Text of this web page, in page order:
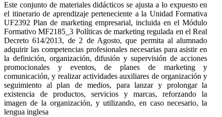
Este conjunto de materiales didácticos se ajusta a lo expuesto en
el itinerario de aprendizaje perteneciente a la Unidad Formativa
UF2392 Plan de marketing empresarial, incluida en el Módulo
Formativo MF2185_3 Políticas de marketing regulada en el Real
Decreto 614/2013, de 2 de Agosto, que permita al alumnado
adquirir las competencias profesionales necesarias para asistir en
la definición, organización, difusión y supervisión de acciones
promocionales y eventos, de planes de marketing y
comunicación, y realizar actividades auxiliares de organización y
seguimiento al plan de medios, para lanzar y prolongar la
existencia de productos, servicios y marcas, reforzando la
imagen de la organización, y utilizando, en caso necesario, la
lengua inglesa